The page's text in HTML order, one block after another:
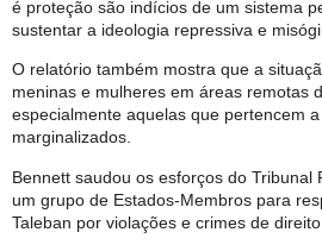
é proteção são indícios de um sistema
sustentar a ideologia repressiva e
O relatório também mostra que a
meninas e mulheres em áreas remotas
especialmente aquelas que pertencem
marginalizados.
Bennett saudou os esforços do Tribunal
um grupo de Estados-Membros para
Taleban por violações e crimes de